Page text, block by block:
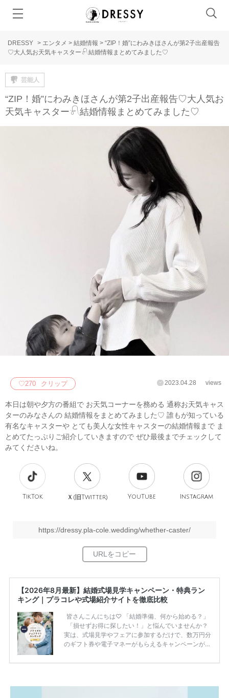
DRESSY > エンタメ > 結婚情報 > “ZIP！婚”にわみきほさんが第2子出産報告
♡大人気お天気キャスター𓍯結婚情報まとめてみました♡
芸能人
“ZIP！婚”にわみきほさんが第2子出産報告♡大人気お
天気キャスター𓍯結婚情報まとめてみました♡
♡270 クリップ 2023.04.28 views
本日は朝や夕方の番組で お天気コーナーを務める 通称お天気キャス
ターのみなさんの 結婚情報をまとめてみました♡ 誰もが知っている
有名なキャスターや とても美人な女性キャスターの結婚情報まで ま
とめてたっぷりご紹介していきますので ぜひ最後までチェックして
みてくださいね。
TikTok Ｘ(旧Twitter) YouTube Instagram
https://dressy.pla-cole.wedding/whether-caster/
【2026年8月最新】結婚式場見学キャンペーン・特典ラン
キング｜プラコレや式場紹介サイトを徹底比較
皆さんこんにちは♡ 「結婚準備、何から始める？」
「損せずお得に探したい！」と悩んでいませんか？
実は、式場見学やフェアに参加するだけで、数万円分
のギフト券や電子マネーがもらえるキャンペーンがあ
ため、比較せずに選ぶと損をしてしまうことも……。